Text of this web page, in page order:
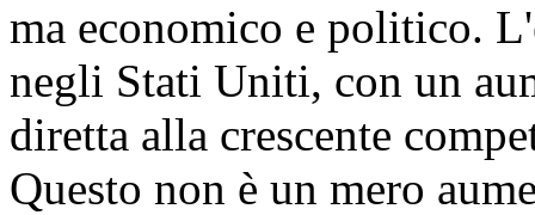
ma economico e politico.
negli Stati Uniti, con un
diretta alla crescente
Questo non è un mero